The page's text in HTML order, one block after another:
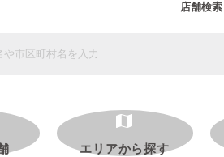
店舗検索
エリアから探す